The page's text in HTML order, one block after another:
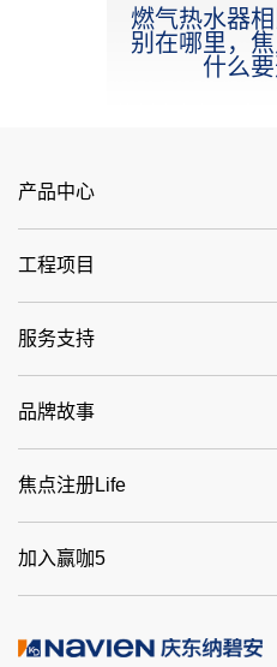
燃气热水器
别在哪里，
什么
产品中心
工程项目
服务支持
品牌故事
焦点注册Life
加入赢咖5